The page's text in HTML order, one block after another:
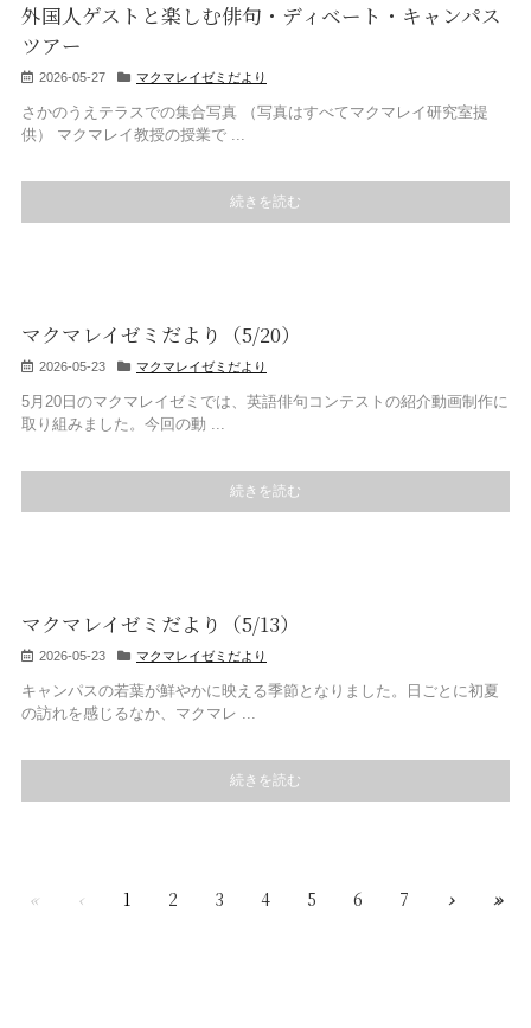
外国人ゲストと楽しむ俳句・ディベート・キャンパス
ツアー
2026-05-27 マクマレイゼミだより
さかのうえテラスでの集合写真 （写真はすべてマクマレイ研究室提
供） マクマレイ教授の授業で ...
続きを読む
マクマレイゼミだより（5/20）
2026-05-23 マクマレイゼミだより
5月20日のマクマレイゼミでは、英語俳句コンテストの紹介動画制作に
取り組みました。今回の動 ...
続きを読む
マクマレイゼミだより（5/13）
2026-05-23 マクマレイゼミだより
キャンパスの若葉が鮮やかに映える季節となりました。日ごとに初夏
の訪れを感じるなか、マクマレ ...
続きを読む
« ‹ 1 2 3 4 5 6 7 › »